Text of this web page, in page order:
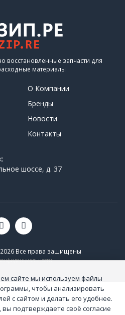
восстановленные запчасти для
материалы
О Компании
Бренды
Новости
Контакты
шоссе, д. 37
Все права защищены
сайте мы используем файлы
чтобы анализировать
с сайтом и делать его удобнее.
, вы подтверждаете своё согласие